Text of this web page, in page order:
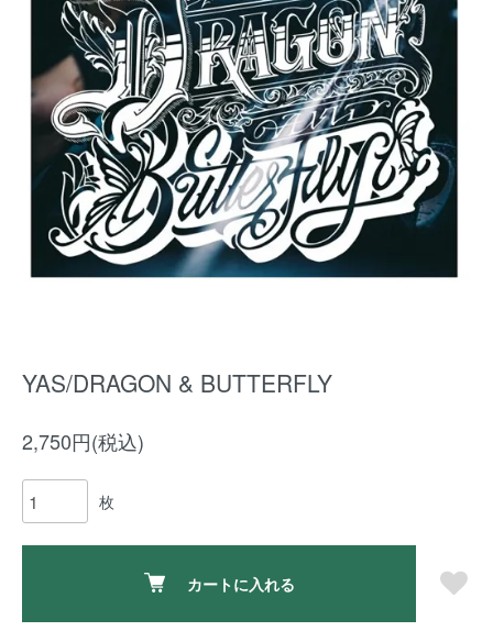
YAS/DRAGON & BUTTERFLY
2,750円(税込)
枚
カートに入れる